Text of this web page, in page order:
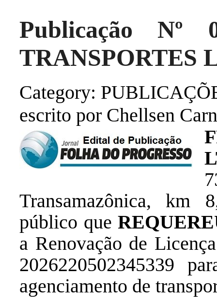
Publicação Nº
TRANSPORTES
Category:
escrito por Chellsen
Transamazônica, km
público que
a Renovação de
2026220502345339
agenciamento de